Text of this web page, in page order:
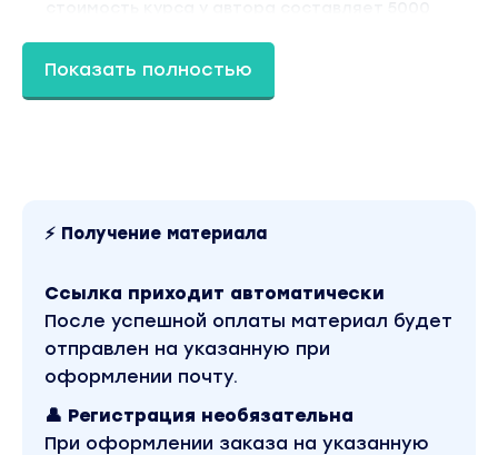
доступен за 249 рублей. Обучающий курс входит
в рубрику «SEO и SMM / Бизнес, менеджмент,
«Анастасия Романова» можно найти через
Показать полностью
⚡ Получение материала
Ссылка приходит автоматически
После успешной оплаты материал будет
отправлен на указанную при
оформлении почту.
👤 Регистрация необязательна
При оформлении заказа на указанную